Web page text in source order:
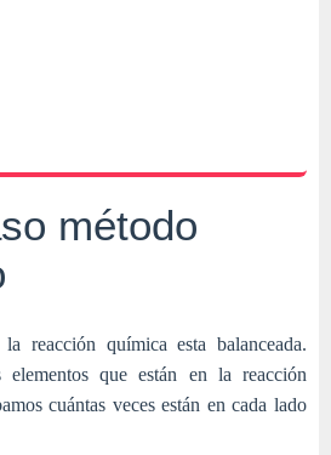
método
reacción química esta balanceada.
elementos que están en la reacción
cuántas veces están en cada lado